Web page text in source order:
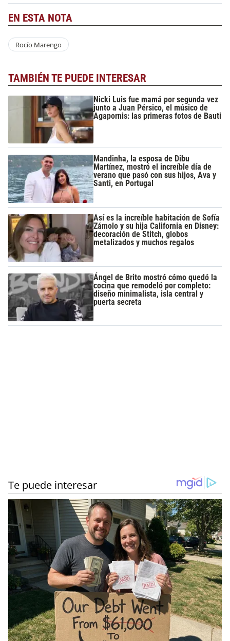
EN ESTA NOTA
Rocío Marengo
TAMBIÉN TE PUEDE INTERESAR
Nicki Luis fue mamá por segunda vez
junto a Juan Pérsico, el músico de
Agapornis: las primeras fotos de Bauti
Mandinha, la esposa de Dibu
Martínez, mostró el increíble día de
verano que pasó con sus hijos, Ava y
Santi, en Portugal
Así es la increíble habitación de Sofía
Zámolo y su hija California en Disney:
decoración de Stitch, globos
metalizados y muchos regalos
Ángel de Brito mostró cómo quedó la
cocina que remodeló por completo:
diseño minimalista, isla central y
puerta secreta